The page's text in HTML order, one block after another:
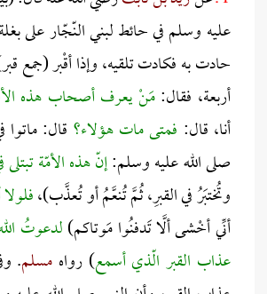
عليه وسلم في حائط لبني النّجّار على
حادت به فكادت تلقيه، وإذا أقْبر (جمع
أربعة، فقال:مَنْ يعرف أصحاب هذه
أنا، قال: فمتى مات هؤلاء؟ قال: ماتوا
صلى الله عليه وسلم:إنّ هذه الأمّة
وتُختبَرُ في القبرِ، ثُمَّ تُنعَّمُ أو تُعذَّب)،
أنِّي أخْشى ألَّا تَدفنُوا مَوتاكم)لدعوتُ
عذاب القبر الّذي أسمع) رواه مسلم.